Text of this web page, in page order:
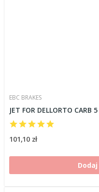
EBC BRAKES
JET FOR DELLORTO CARB
101,10 zł